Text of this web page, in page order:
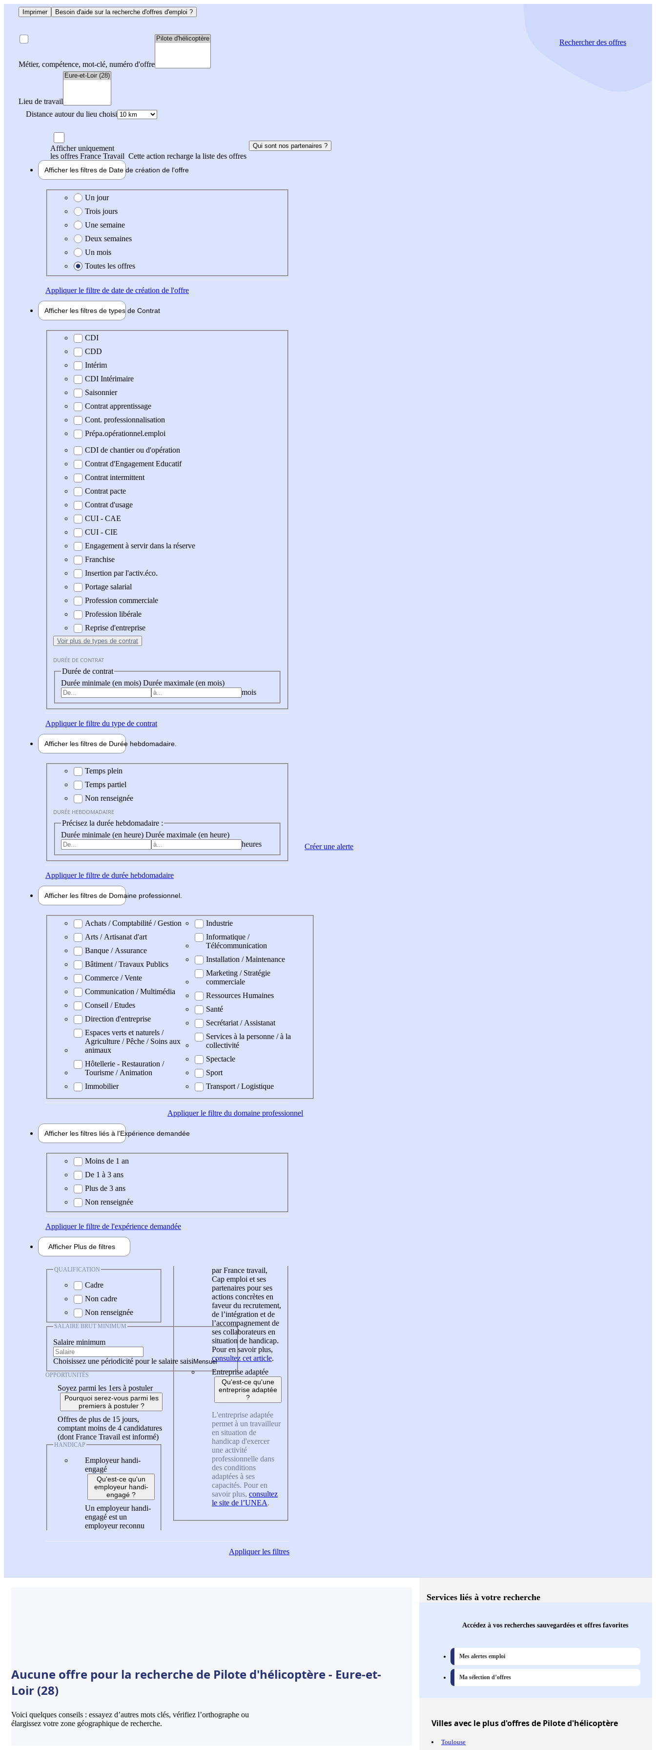
Imprimer Besoin d'aide sur la recherche d'offres d'emploi ?
Métier, compétence, mot-clé, numéro d'offre
Lieu de travail
Distance autour du lieu choisi
Rechercherdes offres
Afficher uniquement
les offres France Travail Cette action recharge la liste des offres
Qui sont nos partenaires ?
Afficher les filtres de Date de création de l'offre
Date de création de l'offre
Un jour
Trois jours
Une semaine
Deux semaines
Un mois
Toutes les offres
Appliquerle filtre de date de création de l'offre
Afficher les filtres de types de Contrat
Type de contrat
CDI
CDD
Intérim
CDI Intérimaire
Saisonnier
Contrat apprentissage
Cont. professionnalisation
Prépa.opérationnel.emploi
CDI de chantier ou d'opération
Contrat d'Engagement Educatif
Contrat intermittent
Contrat pacte
Contrat d'usage
CUI - CAE
CUI - CIE
Engagement à servir dans la réserve
Franchise
Insertion par l'activ.éco.
Portage salarial
Profession commerciale
Profession libérale
Reprise d'entreprise
Voir plus de types de contrat
DURÉE DE CONTRAT
Durée de contrat
Durée minimale (en mois) Durée maximale (en mois)
mois
Appliquerle filtre du type de contrat
Afficher les filtres de Durée hebdomadaire
Durée hebdomadaire
Temps plein
Temps partiel
Non renseignée
DURÉE HEBDOMADAIRE
Précisez la durée hebdomadaire :
Durée minimale (en heure) Durée maximale (en heure)
heures
Appliquerle filtre de durée hebdomadaire
Afficher les filtres de Domaine professionnel
Domaine professionel
Achats / Comptabilité / Gestion
Arts / Artisanat d'art
Banque / Assurance
Bâtiment / Travaux Publics
Commerce / Vente
Communication / Multimédia
Conseil / Etudes
Direction d'entreprise
Espaces verts et naturels /
Agriculture / Pêche / Soins aux
animaux
Hôtellerie - Restauration /
Tourisme / Animation
Immobilier
Industrie
Informatique /
Télécommunication
Installation / Maintenance
Marketing / Stratégie
commerciale
Ressources Humaines
Santé
Secrétariat / Assistanat
Services à la personne / à la
collectivité
Spectacle
Sport
Transport / Logistique
Appliquerle filtre du domaine professionnel
Afficher les filtres liés à l'Expérience demandée
Expérience demandée
Moins de 1 an
De 1 à 3 ans
Plus de 3 ans
Non renseignée
Appliquerle filtre de l'expérience demandée
Afficher Plus de filtres
QUALIFICATION
Cadre
Non cadre
Non renseignée
SALAIRE BRUT MINIMUM
Salaire minimum
Choisissez une périodicité pour le salaire saisi
OPPORTUNITÉS
Soyez parmi les 1ers à postuler
Pourquoi serez-vous parmi les
premiers à postuler ?
Offres de plus de 15 jours,
comptant moins de 4 candidatures
(dont France Travail est informé)
HANDICAP
Employeur handi-
engagé
Qu'est-ce qu'un
employeur handi-
engagé ?
Un employeur handi-
engagé est un
employeur reconnu
par France travail,
Cap emploi et ses
partenaires pour ses
actions concrètes en
faveur du recrutement,
de l’intégration et de
l’accompagnement de
ses collaborateurs en
situation de handicap.
Pour en savoir plus,
consultez cet article.
Entreprise adaptée
Qu'est-ce qu'une
entreprise adaptée
?
L'entreprise adaptée
permet à un travailleur
en situation de
handicap d'exercer
une activité
professionnelle dans
des conditions
adaptées à ses
capacités. Pour en
savoir plus, consultez
le site de l’UNEA.
Appliquerles filtres
Créer une alerte
Aucune offre pour la recherche de Pilote d'hélicoptère - Eure-et-
Loir (28)
Voici quelques conseils : essayez d’autres mots clés, vérifiez l’orthographe ou
élargissez votre zone géographique de recherche.
Services liés à votre recherche
Accédez à vos recherches sauvegardées et offres favorites
Mes alertes emploi
Ma sélection d’offres
Villesavec le plus d'offres de Pilote d'hélicoptère
Toulouse